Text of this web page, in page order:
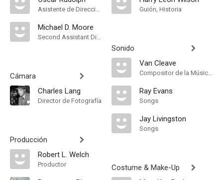
Asistente de Dirección
Michael D. Moore
Second Assistant Director
Cámara
Charles Lang
Director de Fotografía
Producción
Robert L. Welch
Productor
Guión, Historia
Sonido
Van Cleave
Compositor de la Música Original
Ray Evans
Songs
Jay Livingston
Songs
Costume & Make-Up